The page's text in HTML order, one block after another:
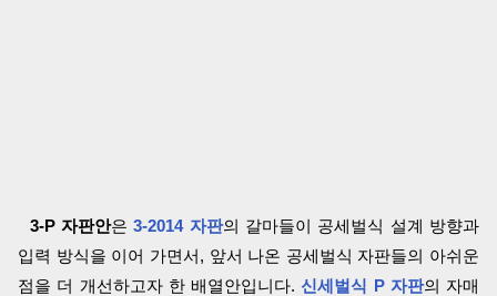
3-P 자판안은3-2014 자판의 갈마들이 공세벌식 설계 방향과
입력 방식을 이어 가면서, 앞서 나온 공세벌식 자판들의 아쉬운
점을 더 개선하고자 한 배열안입니다.신세벌식 P 자판의 자매